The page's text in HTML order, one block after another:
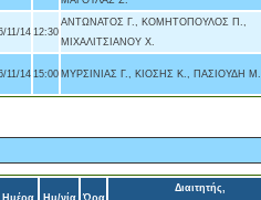
11/14 12:30
ΑΝΤΩΝΑΤΟΣ Γ., ΚΟΜΗΤΟΠΟΥΛΟΣ Π.,
ΜΙΧΑΛΙΤΣΙΑΝΟΥ Χ.
11/14 15:00 ΜΥΡΣΙΝΙΑΣ Γ., ΚΙΟΣΗΣ Κ., ΠΑΣΙΟΥΔΗ Μ.
Ημέρα Ημ/νία Ώρα
Διαιτητής,